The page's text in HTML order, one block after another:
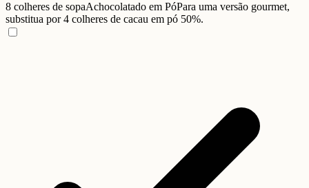
8 colheres de sopaAchocolatado em PóPara uma versão gourmet,
substitua por 4 colheres de cacau em pó 50%.